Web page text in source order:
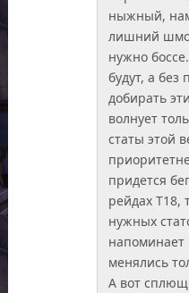
ныжный, нам
лишний
нужно
будут, а без
добирать
волнует
статы этой
придется
рейдах Т18,
нужных
менялись
А вот